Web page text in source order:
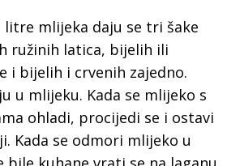
litre mlijeka daju se tri šake
ružinih latica, bijelih ili
i bijelih i crvenih zajedno.
u mlijeku. Kada se mlijeko s
ohladi, procijedi se i ostavi
Kada se odmori mlijeko u